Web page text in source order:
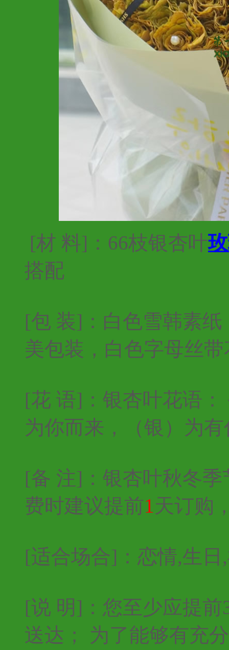
[材 料]：66枝银杏叶
搭配
[包 装]：白色雪韩素
美包装，白色字母丝
[花 语]：银杏叶花语
为你而来，（银）为
[备 注]：银杏叶秋冬
费时建议提前1天订购
[适合场合]：恋情,生日
[说 明]：您至少应提
送达； 为了能够有充